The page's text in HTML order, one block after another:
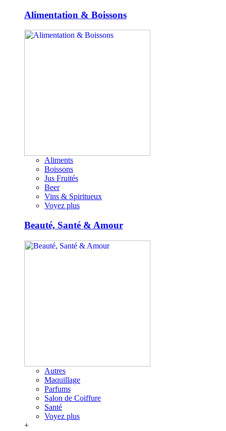
Alimentation & Boissons
Aliments
Boissons
Jus Fruités
Beer
Vins & Spiritueux
Voyez plus
Beauté, Santé & Amour
Autres
Maquillage
Parfums
Salon de Coiffure
Santé
Voyez plus
+